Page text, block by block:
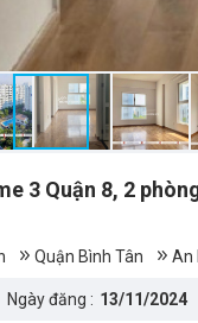
3 Quận 8, 2
Quận Bình Tân An
Ngày đăng : 13/11/2024